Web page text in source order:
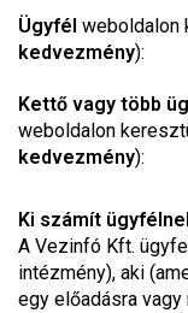
Ügyfél weboldalon
kedvezmény):
Kettő vagy több
weboldalon
kedvezmény):
Ki számít
A Vezinfó Kft.
intézmény), aki
egy előadásra